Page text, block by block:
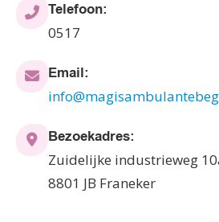
Telefoon:
0517
Email:
Bezoekadres:
Zuidelijke industrieweg
8801 JB Franeker